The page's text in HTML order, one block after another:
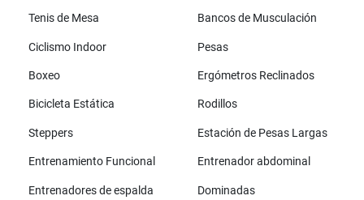
Tenis de Mesa Bancos de Musculación
Ciclismo Indoor Pesas
Boxeo Ergómetros Reclinados
Bicicleta Estática Rodillos
Steppers Estación de Pesas Largas
Entrenamiento Funcional Entrenador abdominal
Entrenadores de espalda Dominadas